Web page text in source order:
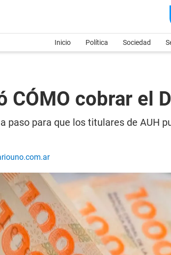
Inicio Política Sociedad
CÓMO cobrar el
paso para que los titulares de AUH